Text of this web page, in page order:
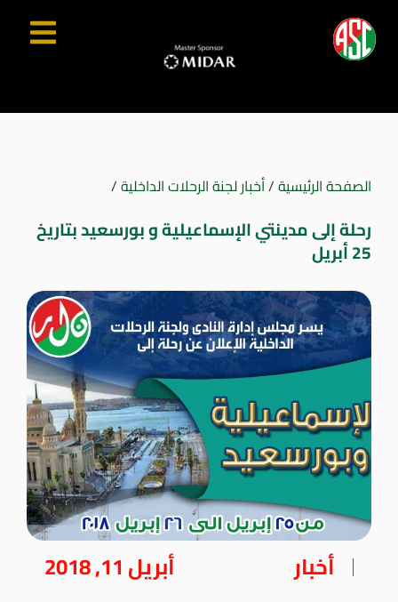
الصفحة الرئيسية/أخبار لجنة الرحلات الداخلية/
رحلة إلى مدينتي الإسماعيلية و بورسعيد بتاريخ
25 أبريل
أخبار أبريل 11, 2018